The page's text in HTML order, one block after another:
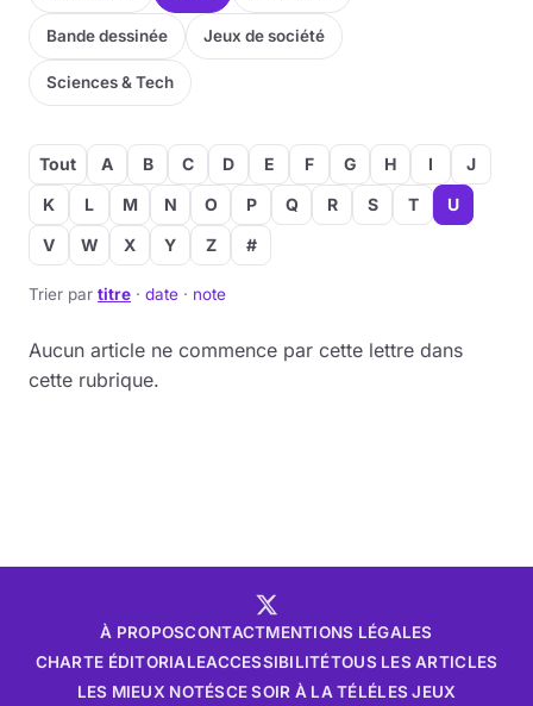
Bande dessinée Jeux de société
Sciences & Tech
Tout A B C D E F G H I
J
K
L M N O P Q R S T
U
V
W X Y Z #
Trier par titre · date · note
Aucun article ne commence par cette lettre dans
cette rubrique.
À PROPOSCONTACTMENTIONS LÉGALES
CHARTE ÉDITORIALEACCESSIBILITÉTOUS LES ARTICLES
LES MIEUX NOTÉSCE SOIR À LA TÉLÉLES JEUX